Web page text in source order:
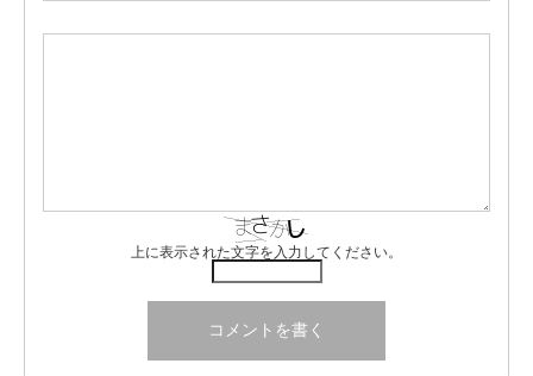
上に表示された文字を入力してください。